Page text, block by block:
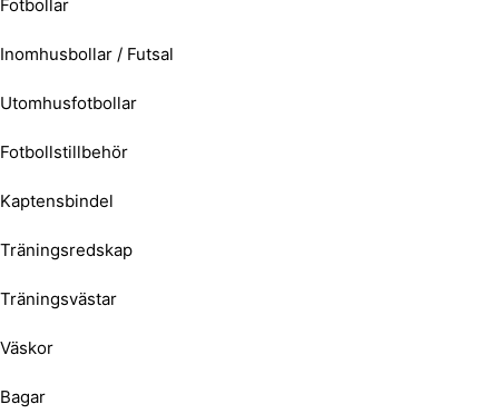
Fotbollar
Inomhusbollar / Futsal
Utomhusfotbollar
Fotbollstillbehör
Kaptensbindel
Träningsredskap
Träningsvästar
Väskor
Bagar